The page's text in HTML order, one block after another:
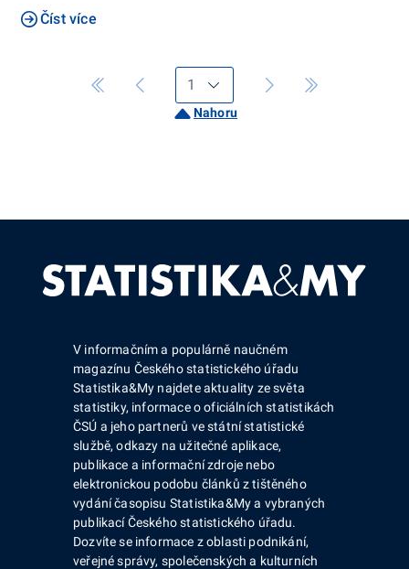
Číst více
Nahoru
V informačním a populárně naučném
magazínu Českého statistického úřadu
Statistika&My najdete aktuality ze světa
statistiky, informace o oficiálních statistikách
ČSÚ a jeho partnerů ve státní statistické
službě, odkazy na užitečné aplikace,
publikace a informační zdroje nebo
elektronickou podobu článků z tištěného
vydání časopisu Statistika&My a vybraných
publikací Českého statistického úřadu.
Dozvíte se informace z oblasti podnikání,
veřejné správy, společenských a kulturních